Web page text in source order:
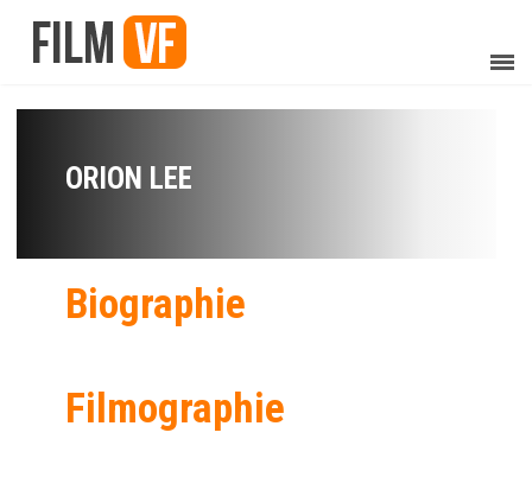
ORION LEE
Biographie
Filmographie